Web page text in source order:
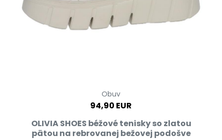
Obuv
94,90 EUR
OLIVIA SHOES béžové tenisky so zlatou
pätou na rebrovanej bežovej podošve